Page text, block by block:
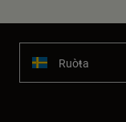
Ruoŧŧa